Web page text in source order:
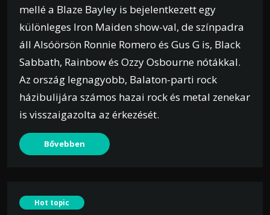
mellé a Blaze Bayley is bejelentkezett egy
különleges Iron Maiden show-val, de színpadra
áll Alsóörsön Ronnie Romero és Gus G is, Black
Sabbath, Rainbow és Ozzy Osbourne nótákkal.
Az ország legnagyobb, Balaton-parti rock
házibulijára számos hazai rock és metal zenekar
is visszaigazolta az érkezését.
Bővebben
Hot topic